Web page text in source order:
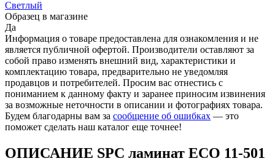
Светлый
Образец в магазине
Да
Информация о товаре предоставлена для ознакомления и не
является публичной офертой. Производители оставляют за
собой право изменять внешний вид, характеристики и
комплектацию товара, предварительно не уведомляя
продавцов и потребителей. Просим вас отнестись с
пониманием к данному факту и заранее приносим извинения
за возможные неточности в описании и фотографиях товара.
Будем благодарны вам за сообщение об ошибках — это
поможет сделать наш каталог еще точнее!
ОПИСАНИЕ SPC ламинат ЕСО 11-501